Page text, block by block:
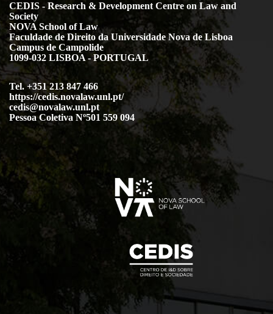
CEDIS - Research & Development Centre on Law and
Society
NOVA School of Law
Faculdade de Direito da Universidade Nova de Lisboa
Campus de Campolide
1099-032 LISBOA - PORTUGAL
Tel. +351 213 847 466
https://cedis.novalaw.unl.pt/
cedis@novalaw.unl.pt
Pessoa Coletiva Nº501 559 094